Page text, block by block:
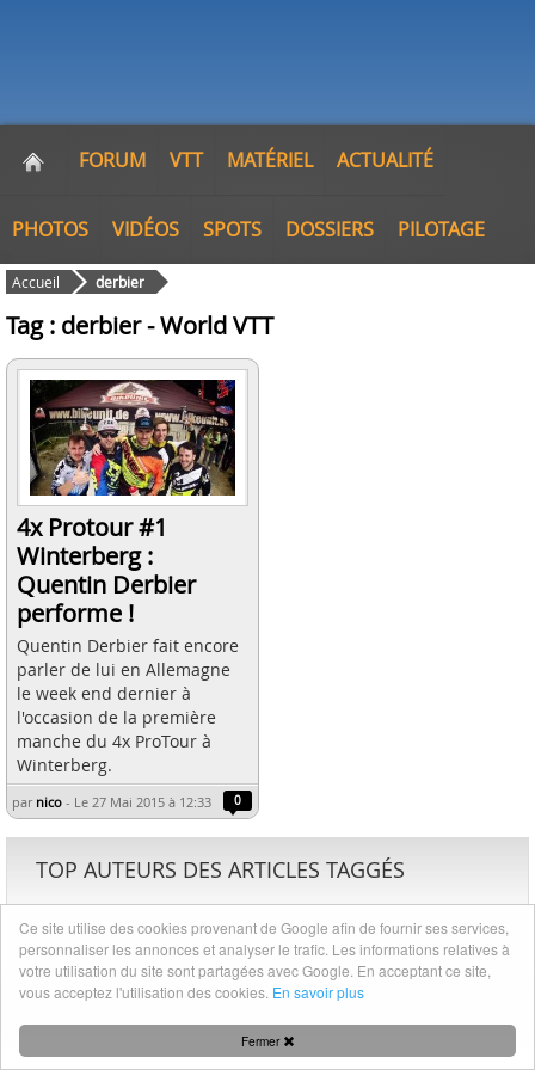
FORUM VTT MATÉRIEL ACTUALITÉ
PHOTOS VIDÉOS SPOTS DOSSIERS PILOTAGE
Accueil derbier
Tag : derbier - World VTT
4x Protour #1
Winterberg :
Quentin Derbier
performe !
Quentin Derbier fait encore
parler de lui en Allemagne
le week end dernier à
l'occasion de la première
manche du 4x ProTour à
Winterberg.
par nico - Le 27 Mai 2015 à 12:33 0
TOP AUTEURS DES ARTICLES TAGGÉS
1 nico article
Fermer
Ce site utilise des cookies provenant de Google afin de fournir ses services,
personnaliser les annonces et analyser le trafic. Les informations relatives à
votre utilisation du site sont partagées avec Google. En acceptant ce site,
vous acceptez l'utilisation des cookies. En savoir plus